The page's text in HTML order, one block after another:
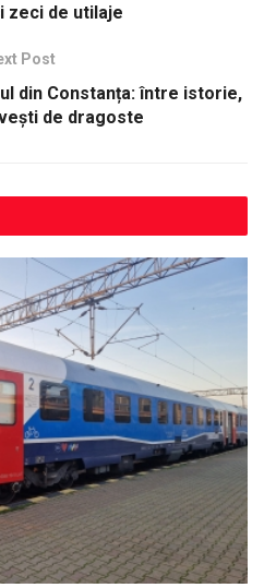
zeci de utilaje
Post
din Constanța: între istorie,
de dragoste